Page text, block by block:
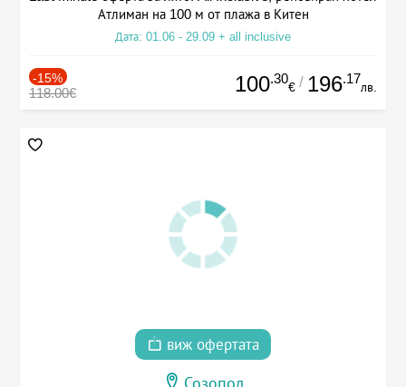
Атлиман на 100 м от плажа в Китен
Дата: 01.06 - 29.09 + all inclusive
-15%
118.00€ 100.30
€ / 196.17
лв.
виж офертата